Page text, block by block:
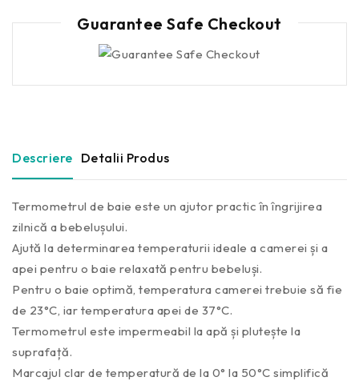
Guarantee Safe Checkout
Descriere Detalii Produs
Termometrul de baie este un ajutor practic în îngrijirea
zilnică a bebelușului.
Ajută la determinarea temperaturii ideale a camerei și a
apei pentru o baie relaxată pentru bebeluși.
Pentru o baie optimă, temperatura camerei trebuie să fie
de 23°C, iar temperatura apei de 37°C.
Termometrul este impermeabil la apă și plutește la
suprafață.
Marcajul clar de temperatură de la 0° la 50°C simplifică